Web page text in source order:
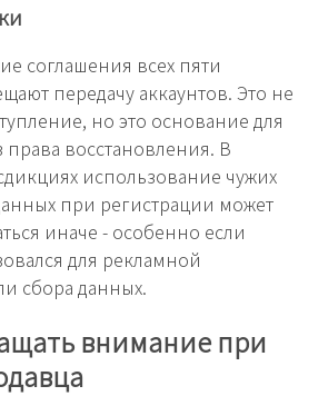
соглашения всех пяти
передачу аккаунтов. Это не
но это основание для
восстановления. В
использование чужих
при регистрации может
иначе - особенно если
для рекламной
сбора данных.
внимание при